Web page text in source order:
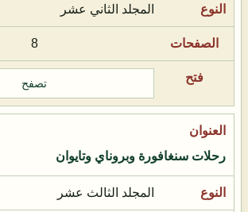
المجلد الثاني عشر
8
تصفح
رحلات سنغافورة وبروناي وتايوان
المجلد الثالث عشر